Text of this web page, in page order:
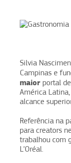
Silvia
Campinas e
maior portal
América
alcance
Referência na
para creators
trabalhou com
L’Oréal.